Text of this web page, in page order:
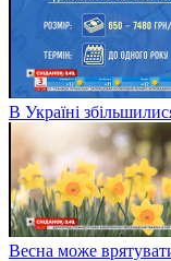
В Україні
Весна може